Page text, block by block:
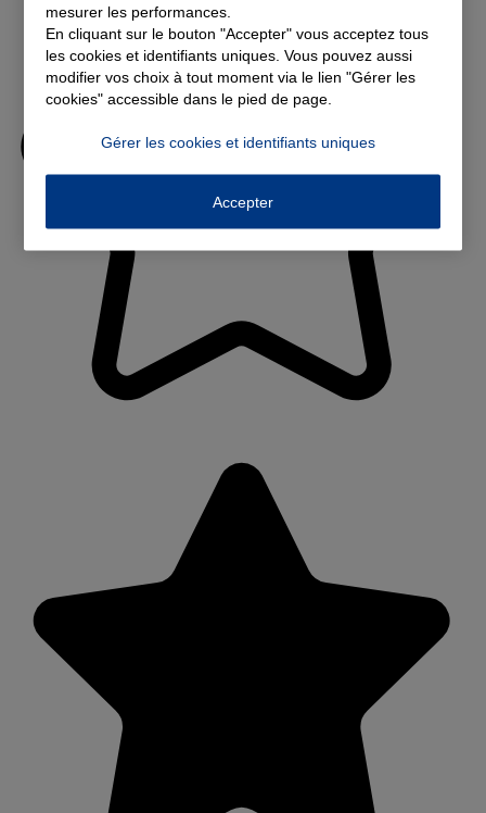
mesurer les performances.
En cliquant sur le bouton "Accepter" vous acceptez tous
les cookies et identifiants uniques. Vous pouvez aussi
modifier vos choix à tout moment via le lien "Gérer les
cookies" accessible dans le pied de page.
Gérer les cookies et identifiants uniques
Accepter